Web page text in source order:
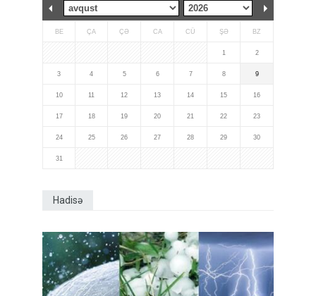
BE ÇA ÇƏ CA CÜ ŞƏ BZ
1 2
3 4 5 6 7 8 9
10 11 12 13 14 15 16
17 18 19 20 21 22 23
24 25 26 27 28 29 30
31
Hadisə